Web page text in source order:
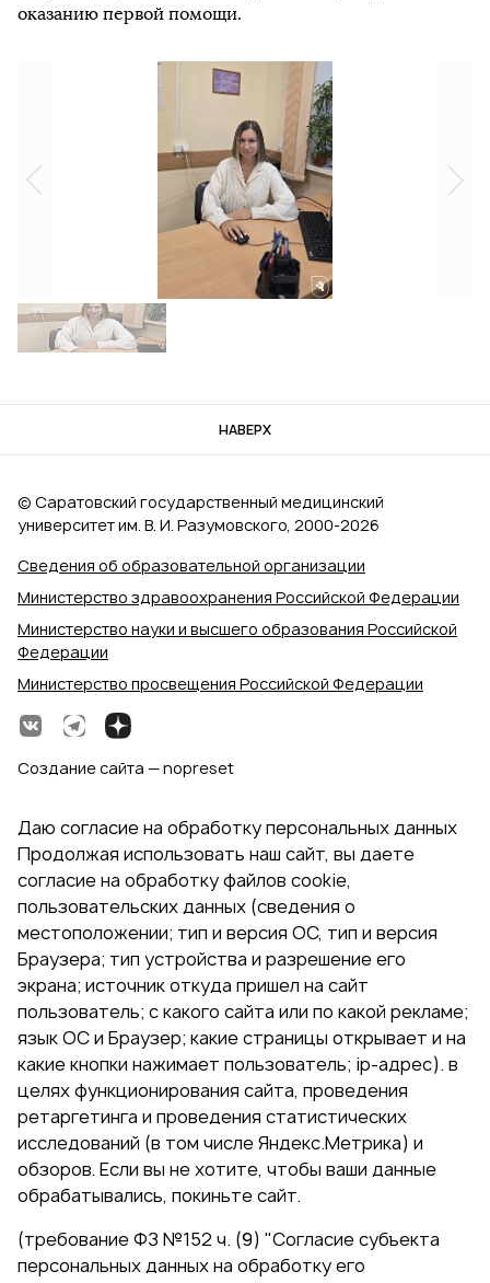
оказанию первой помощи.
НАВЕРХ
Сведения об образовательной организации
Министерство здравоохранения Российской Федерации
Министерство науки и высшего образования Российской
Федерации
Министерство просвещения Российской Федерации
© Саратовский государственный медицинский
университет им. В. И. Разумовского, 2000‑2026
Создание сайта — nopreset
Даю согласие на обработку персональных данных
Продолжая использовать наш сайт, вы даете
согласие на обработку файлов cookie,
пользовательских данных (сведения о
местоположении; тип и версия ОС, тип и версия
Браузера; тип устройства и разрешение его
экрана; источник откуда пришел на сайт
пользователь; с какого сайта или по какой рекламе;
язык ОС и Браузер; какие страницы открывает и на
какие кнопки нажимает пользователь; ip-адрес). в
целях функционирования сайта, проведения
ретаргетинга и проведения статистических
исследований (в том числе Яндекс.Метрика) и
обзоров. Если вы не хотите, чтобы ваши данные
обрабатывались, покиньте сайт.
(требование ФЗ №152 ч. (9) "Согласие субъекта
персональных данных на обработку его